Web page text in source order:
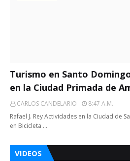
Turismo en Santo
en la Ciudad Primada de
CARLOS CANDELARIO
8:47 A.m.
Rafael J. Rey Actividades en la Ciudad de
en Bicicleta …
VIDEOS